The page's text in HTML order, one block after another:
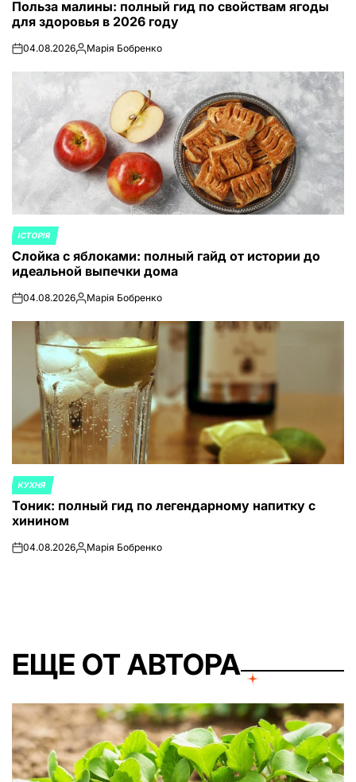
В
Польза малины: полный гид по свойствам ягоды
для здоровья в 2026 году
on04.08.2026Запись
Марія Бобренко
ОПУБЛИКОВАНО
В
ІСТОРІЯ
Слойка с яблоками: полный гайд от истории до
идеальной выпечки дома
on04.08.2026Запись
Марія Бобренко
ОПУБЛИКОВАНО
В
КУХНЯ
Тоник: полный гид по легендарному напитку с
хинином
on04.08.2026Запись
Марія Бобренко
ЕЩЕ ОТ АВТОРА